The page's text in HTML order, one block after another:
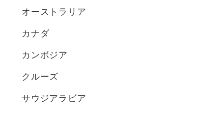
オーストラリア
カナダ
カンボジア
クルーズ
サウジアラビア